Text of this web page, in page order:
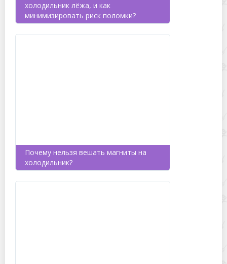
холодильник лёжа, и как
минимизировать риск поломки?
Почему нельзя вешать магниты на
холодильник?